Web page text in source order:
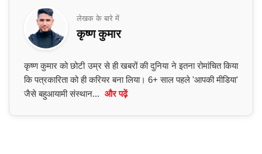
लेखक के बारे में
कृष्ण कुमार
कृष्ण कुमार को छोटी उम्र से ही खबरों की दुनिया ने इतना रोमांचित किया
कि पत्रकारिता को ही करियर बना लिया। 6+ साल पहले 'आपकी मीडिया'
जैसे बहुआयामी संस्थान... और पढ़ें